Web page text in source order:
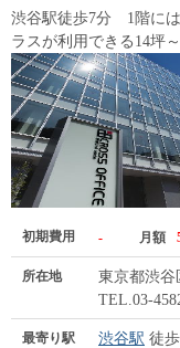
渋谷駅徒歩7分 1階に
ラスが利用できる14坪
初期費用 - 月額
所在地
東京都渋
TEL.03-
最寄り駅 渋谷駅 徒